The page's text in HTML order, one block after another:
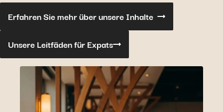
Erfahren Sie mehr über unsere Inhalte
Unsere Leitfäden für Expats